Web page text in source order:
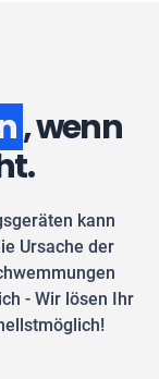
, wenn
kann
Ursache der
- Wir lösen Ihr